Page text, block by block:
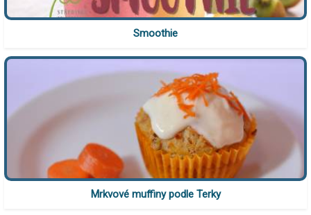
Smoothie
Mrkvové muffiny podle Terky